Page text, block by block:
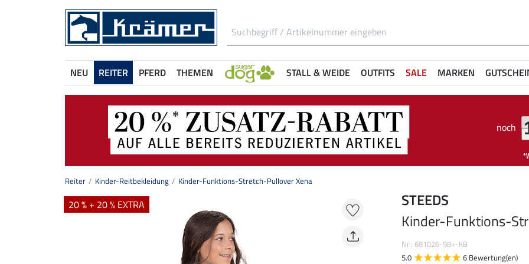
NEU REITER PFERD THEMEN STALL & WEIDE OUTFITS SALE MARKEN
noch
Reiter Kinder-Reitbekleidung Kinder-Funktions-Stretch-Pullover Xena
20 % + 20 % EXTRA
STEEDS
Kinder-Funktions-
Nr.: 681026-98+-KB
5.0
6 Bewertung(en)